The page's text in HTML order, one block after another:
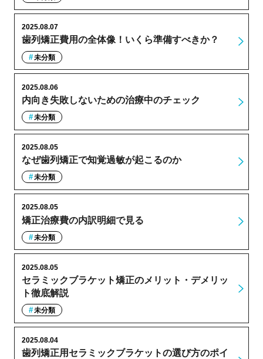
歯列矯正費用の全体像！いくら準備すべきか？
2025.08.07
未分類
内向き失敗しないための治療中のチェック
2025.08.06
未分類
なぜ歯列矯正で知覚過敏が起こるのか
2025.08.05
未分類
矯正治療費の内訳明細で見る
2025.08.05
未分類
セラミックブラケット矯正のメリット・デメリッ
ト徹底解説
2025.08.05
未分類
歯列矯正用セラミックブラケットの選び方のポイ
2025.08.04